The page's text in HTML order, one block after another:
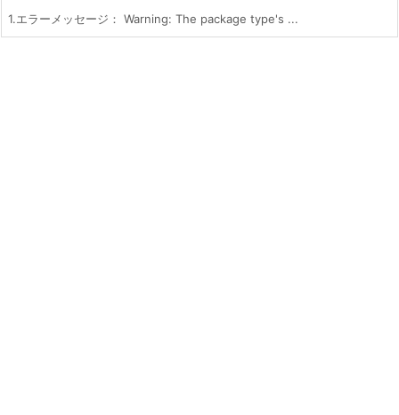
1.エラーメッセージ： Warning: The package type's ...